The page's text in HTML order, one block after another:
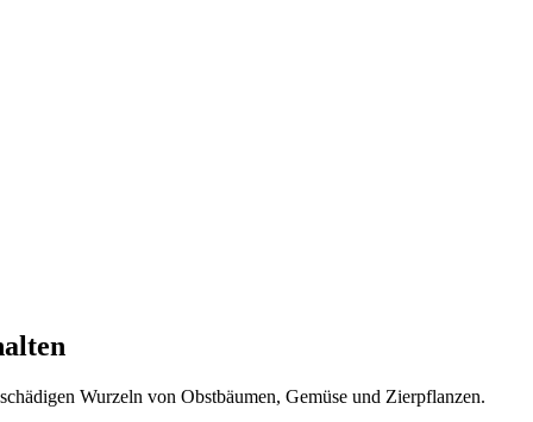
Wurzeln von Obstbäumen, Gemüse und Zierpflanzen.